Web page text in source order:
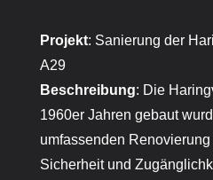
Projekt: Sanierung der
A29
Beschreibung: Die
1960er Jahren gebaut
umfassenden
Sicherheit und